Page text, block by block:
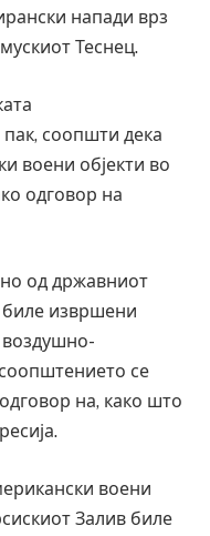
напади врз
Теснец.
соопшти дека
воени објекти во
одговор на
од државниот
биле извршени
се
на, како што
воени
Залив биле